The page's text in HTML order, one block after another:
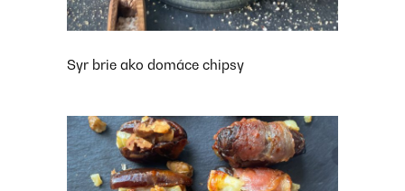
Syr brie ako domáce chipsy